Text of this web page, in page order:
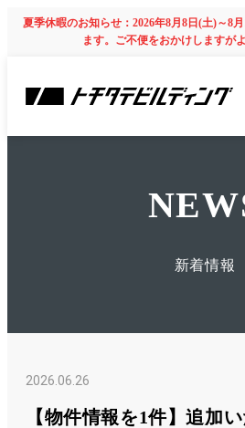
夏季休暇のお知らせ：2026年8月8日(土)～8
ます。ご不便をおかけしますが
新着情報
2026.06.26
【物件情報を1件】追加